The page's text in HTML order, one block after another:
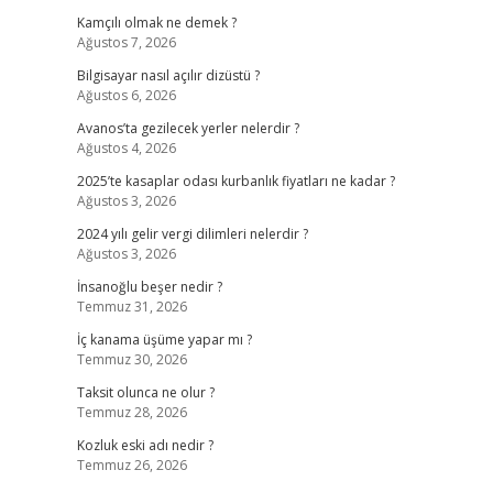
Kamçılı olmak ne demek ?
Ağustos 7, 2026
Bilgisayar nasıl açılır dizüstü ?
Ağustos 6, 2026
Avanos’ta gezilecek yerler nelerdir ?
Ağustos 4, 2026
2025’te kasaplar odası kurbanlık fiyatları ne kadar ?
Ağustos 3, 2026
2024 yılı gelir vergi dilimleri nelerdir ?
Ağustos 3, 2026
İnsanoğlu beşer nedir ?
Temmuz 31, 2026
İç kanama üşüme yapar mı ?
Temmuz 30, 2026
Taksit olunca ne olur ?
Temmuz 28, 2026
Kozluk eski adı nedir ?
Temmuz 26, 2026